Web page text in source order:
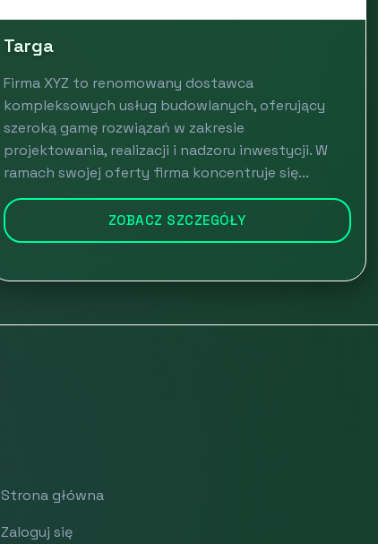
Targa
Firma XYZ to renomowany dostawca
kompleksowych usług budowlanych, oferujący
szeroką gamę rozwiązań w zakresie
projektowania, realizacji i nadzoru inwestycji. W
ramach swojej oferty firma koncentruje się...
ZOBACZ SZCZEGÓŁY
Strona główna
Zaloguj się